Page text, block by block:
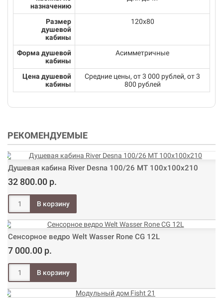
назначению
Размер
душевой
кабины
120x80
Форма душевой
кабины
Асимметричные
Цена душевой
кабины
Средние цены, от 3 000 рублей, от 3
800 рублей
РЕКОМЕНДУЕМЫЕ
Душевая кабина River Desna 100/26 МТ 100х100х210
32 800.00 р.
Сенсорное ведро Welt Wasser Rone CG 12L
7 000.00 р.